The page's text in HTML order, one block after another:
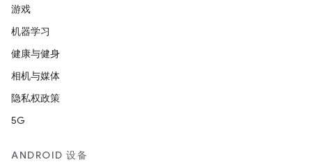
游戏
机器学习
健康与健身
相机与媒体
隐私权政策
5G
ANDROID 设备